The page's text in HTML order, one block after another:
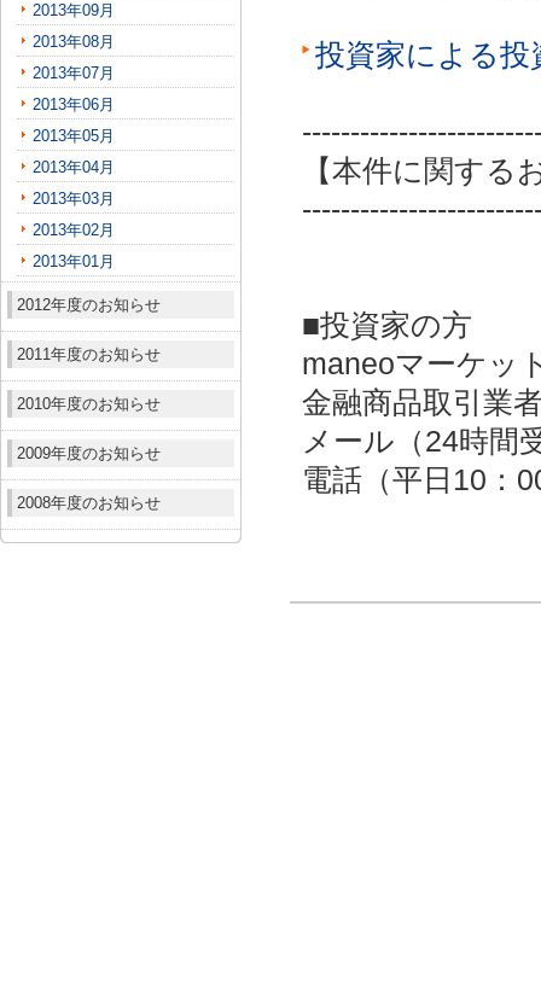
2013年09月
2013年08月
2013年07月
2013年06月
2013年05月
2013年04月
2013年03月
2013年02月
2013年01月
2012年度のお知らせ
2011年度のお知らせ
2010年度のお知らせ
2009年度のお知らせ
2008年度のお知らせ
投資家による
【本件に関する
■投資家の方
maneoマーケッ
金融商品取引業
メール（24時間
電話（平日10：